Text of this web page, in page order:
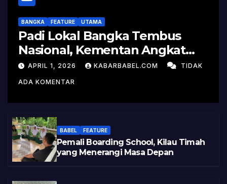
BANGKA FEATURE UTAMA
Padi Lokal Bangka Tembus
Nasional, Kementan Angkat
Kisah Sukses Pelepasan
Varietas
APRIL 1, 2026 KABARBABEL.COM TIDAK
ADA KOMENTAR
BABEL FEATURE
Pemali Boarding School, Kilau Timah
yang Menerangi Masa Depan